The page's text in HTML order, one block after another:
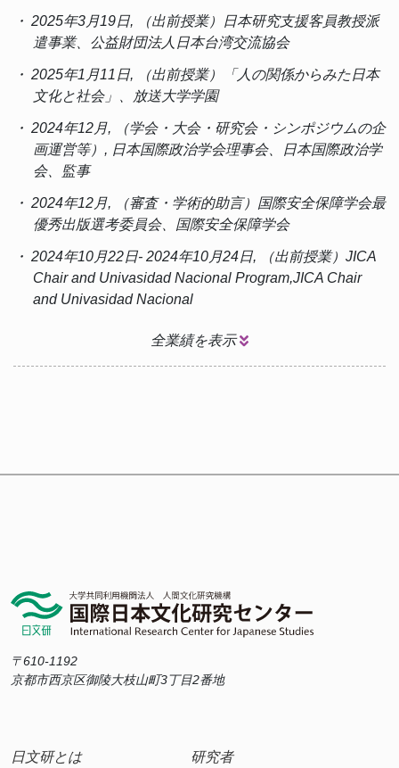
・ 2025年3月19日, （出前授業）日本研究支援客員教授派
遣事業、公益財団法人日本台湾交流協会
・ 2025年1月11日, （出前授業）「人の関係からみた日本
文化と社会」、放送大学学園
・ 2024年12月, （学会・大会・研究会・シンポジウムの企
画運営等）, 日本国際政治学会理事会、日本国際政治学
会、監事
・ 2024年12月, （審査・学術的助言）国際安全保障学会最
優秀出版選考委員会、国際安全保障学会
・ 2024年10月22日- 2024年10月24日, （出前授業）JICA
Chair and Univasidad Nacional Program,JICA Chair
and Univasidad Nacional
全業績を表示
〒610-1192
京都市西京区御陵大枝山町3丁目2番地
日文研とは 研究者